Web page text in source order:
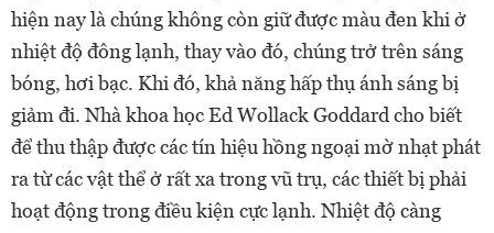
hiện nay là chúng không còn giữ được màu đen khi ở
nhiệt độ đông lạnh, thay vào đó, chúng trở trên sáng
bóng, hơi bạc. Khi đó, khả năng hấp thụ ánh sáng bị
giảm đi. Nhà khoa học Ed Wollack Goddard cho biết
để thu thập được các tín hiệu hồng ngoại mờ nhạt phát
ra từ các vật thể ở rất xa trong vũ trụ, các thiết bị phải
hoạt động trong điều kiện cực lạnh. Nhiệt độ càng